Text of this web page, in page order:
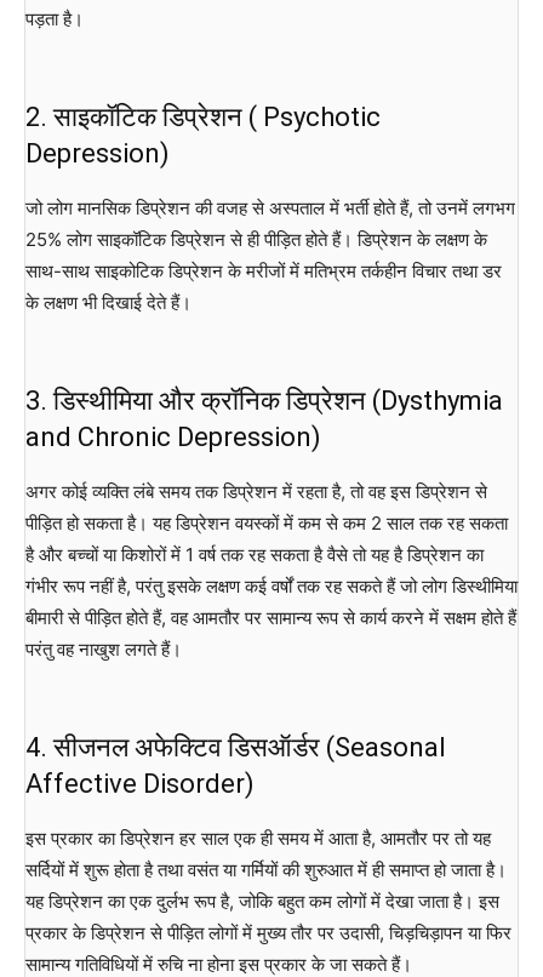
पड़ता है।
2. साइकॉटिक डिप्रेशन ( Psychotic
Depression)
जो लोग मानसिक डिप्रेशन की वजह से अस्पताल में भर्ती होते हैं, तो उनमें लगभग
25% लोग साइकॉटिक डिप्रेशन से ही पीड़ित होते हैं। डिप्रेशन के लक्षण के
साथ-साथ साइकोटिक डिप्रेशन के मरीजों में मतिभ्रम तर्कहीन विचार तथा डर
के लक्षण भी दिखाई देते हैं।
3. डिस्थीमिया और क्रॉनिक डिप्रेशन (Dysthymia
and Chronic Depression)
अगर कोई व्यक्ति लंबे समय तक डिप्रेशन में रहता है, तो वह इस डिप्रेशन से
पीड़ित हो सकता है। यह डिप्रेशन वयस्कों में कम से कम 2 साल तक रह सकता
है और बच्चों या किशोरों में 1 वर्ष तक रह सकता है वैसे तो यह है डिप्रेशन का
गंभीर रूप नहीं है, परंतु इसके लक्षण कई वर्षों तक रह सकते हैं जो लोग डिस्थीमिया
बीमारी से पीड़ित होते हैं, वह आमतौर पर सामान्य रूप से कार्य करने में सक्षम होते हैं
परंतु वह नाखुश लगते हैं।
4. सीजनल अफेक्टिव डिसऑर्डर (Seasonal
Affective Disorder)
इस प्रकार का डिप्रेशन हर साल एक ही समय में आता है, आमतौर पर तो यह
सर्दियों में शुरू होता है तथा वसंत या गर्मियों की शुरुआत में ही समाप्त हो जाता है।
यह डिप्रेशन का एक दुर्लभ रूप है, जोकि बहुत कम लोगों में देखा जाता है। इस
प्रकार के डिप्रेशन से पीड़ित लोगों में मुख्य तौर पर उदासी, चिड़चिड़ापन या फिर
सामान्य गतिविधियों में रुचि ना होना इस प्रकार के जा सकते हैं।